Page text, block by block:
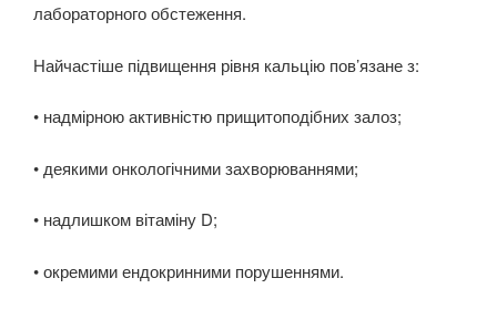
лабораторного обстеження.
Найчастіше підвищення рівня кальцію пов’язане з:
• надмірною активністю прищитоподібних залоз;
• деякими онкологічними захворюваннями;
• надлишком вітаміну D;
• окремими ендокринними порушеннями.